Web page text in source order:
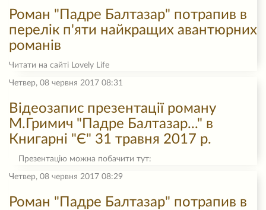
Роман "Падре Балтазар" потрапив в
перелік п'яти найкращих авантюрних
романів
Читати на сайті Lovely Life
Четвер, 08 червня 2017 08:31
Відеозапис презентації роману
М.Гримич "Падре Балтазар..." в
Книгарні "Є" 31 травня 2017 р.
Презентацію можна побачити тут:
Четвер, 08 червня 2017 08:29
Роман "Падре Балтазар" потрапив в